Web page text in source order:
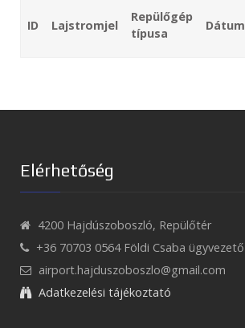
ID Lajstromjel
Repülőgép
típusa
Dátum
Elérhetőség
4200 Hajdúszoboszló, Repülőtér
+36 70703 0564 Földi Csaba ügyvezető
airport.hajduszoboszlo@gmail.com
Adatkezelési tájékoztató